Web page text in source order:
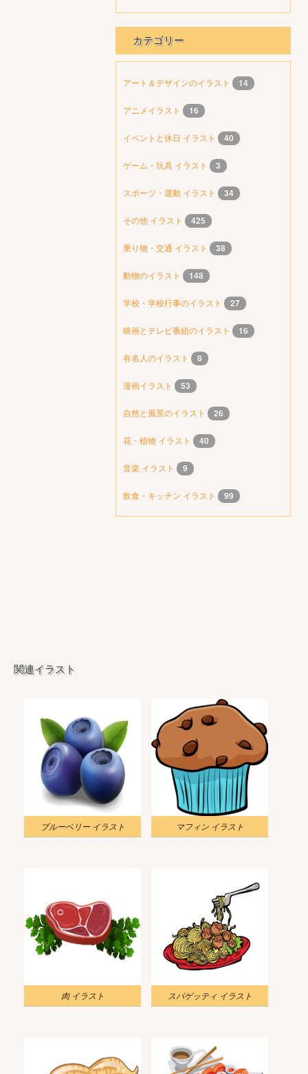
カテゴリー
アート＆デザインのイラスト 14
アニメイラスト 16
イベントと休日 イラスト 40
ゲーム・玩具 イラスト 3
スポーツ・運動 イラスト 34
その他 イラスト 425
乗り物・交通 イラスト 38
動物のイラスト 148
学校・学校行事のイラスト 27
映画とテレビ番組のイラスト 16
有名人のイラスト 8
漫画イラスト 53
自然と風景のイラスト 26
花・植物 イラスト 40
音楽 イラスト 9
飲食・キッチン イラスト 99
関連イラスト
ブルーベリー イラスト マフィン イラスト
肉 イラスト スパゲッティ イラスト